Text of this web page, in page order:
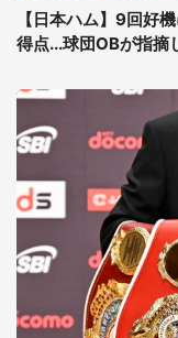
【日本ハム】9回好
得点...球団OBが指摘